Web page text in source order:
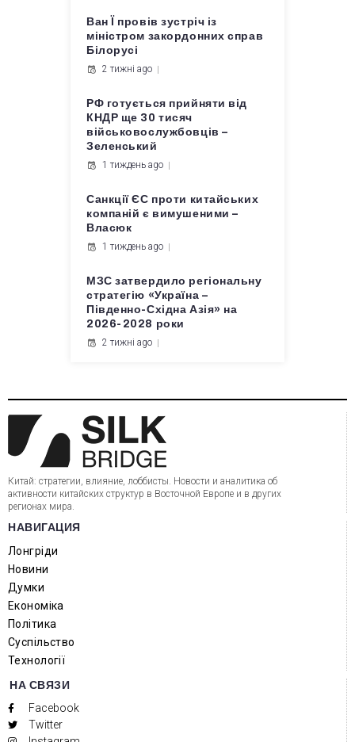
Ван Ї провів зустріч із
міністром закордонних справ
Білорусі
2 тижні ago
РФ готується прийняти від
КНДР ще 30 тисяч
військовослужбовців –
Зеленський
1 тиждень ago
Санкції ЄС проти китайських
компаній є вимушеними –
Власюк
1 тиждень ago
МЗС затвердило регіональну
стратегію «Україна –
Південно-Східна Азія» на
2026-2028 роки
2 тижні ago
Китай: стратегии, влияние, лоббисты. Новости и аналитика об
активности китайских структур в Восточной Европе и в других
регионах мира.
НАВИГАЦИЯ
Лонгріди
Новини
Думки
Економіка
Політика
Суспільство
Технології
НА СВЯЗИ
Facebook
Twitter